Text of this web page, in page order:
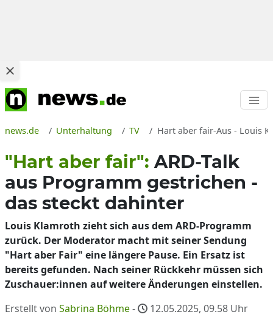
news.de Unterhaltung TV Hart aber fair-Aus - Louis
"Hart aber fair": ARD-Talk
aus Programm gestrichen -
das steckt dahinter
Louis Klamroth zieht sich aus dem ARD-Programm
zurück. Der Moderator macht mit seiner Sendung
"Hart aber Fair" eine längere Pause. Ein Ersatz ist
bereits gefunden. Nach seiner Rückkehr müssen sich
Zuschauer:innen auf weitere Änderungen einstellen.
Erstellt von Sabrina Böhme- 12.05.2025, 09.58 Uhr